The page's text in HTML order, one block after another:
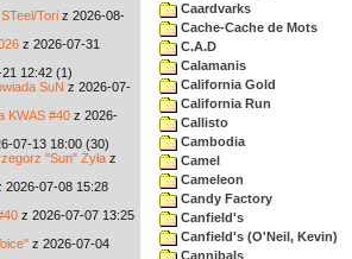
Tori z 2026-08-
z 2026-07-31
12:42 (1)
SuN z 2026-07-
KWAS #40 z 2026-
07-13 18:00 (30)
"Sun" Żyła z
2026-07-08 15:28
z 2026-07-07 13:25
z 2026-07-04
Caardvarks
Cache-Cache de Mots
C.A.D
Calamanis
California Gold
California Run
Callisto
Cambodia
Camel
Cameleon
Candy Factory
Canfield's
Canfield's (O'Neil, Kevin)
Cannibals